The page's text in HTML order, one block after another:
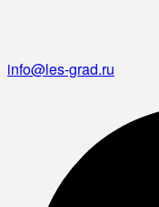
info@les-grad.ru